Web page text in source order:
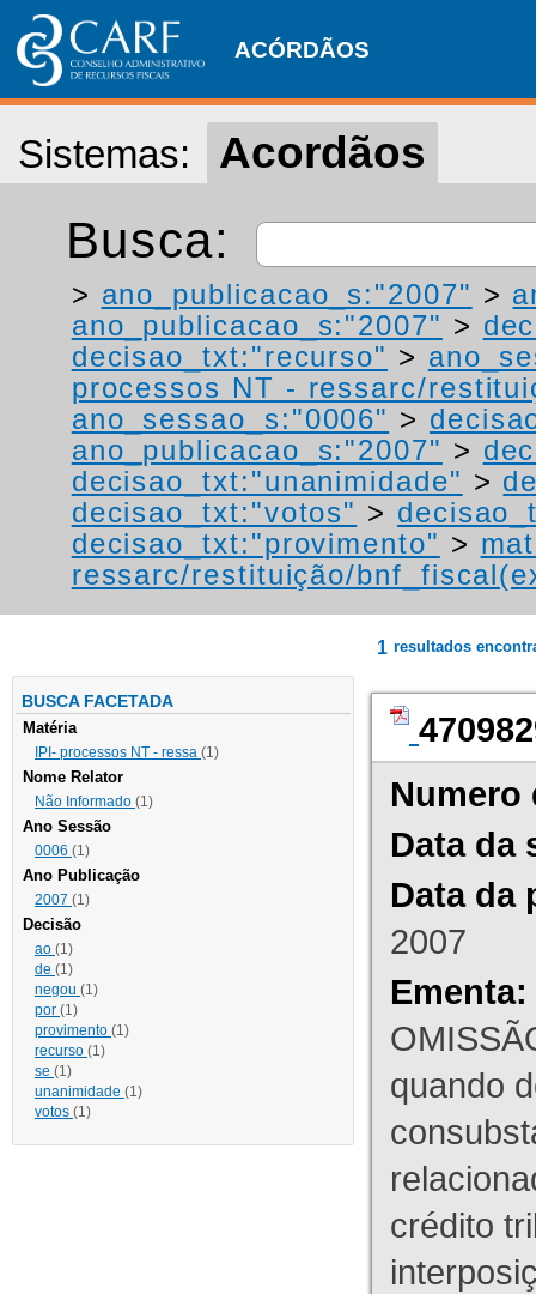
ACÓRDÃOS
Sistemas: Acordãos
Busca:
> ano_publicacao_s:"2007" >
ano_publicacao_s:"2007" >
decisao_txt:"recurso" >
processos NT - ressarc/
ano_sessao_s:"0006" >
ano_publicacao_s:"2007" >
decisao_txt:"unanimidade" >
decisao_txt:"votos" >
decisao_txt:"provimento" >
ressarc/restituição/
BUSCA FACETADA
Matéria
IPI- processos NT - ressa (1)
Nome Relator
Não Informado (1)
Ano Sessão
0006 (1)
Ano Publicação
2007 (1)
Decisão
ao (1)
de (1)
negou (1)
por (1)
provimento (1)
recurso (1)
se (1)
unanimidade (1)
votos (1)
1 resultados
Numero
Data da
Data da
2007
Ementa:
quando
crédito